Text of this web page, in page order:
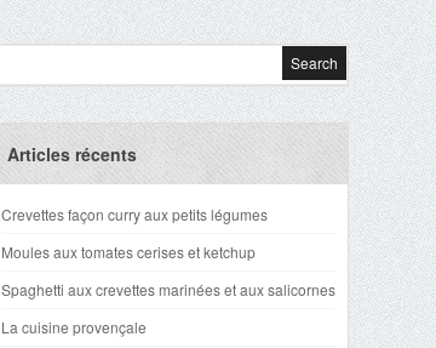
Articles récents
Crevettes façon curry aux petits légumes
Moules aux tomates cerises et ketchup
Spaghetti aux crevettes marinées et aux salicornes
La cuisine provençale